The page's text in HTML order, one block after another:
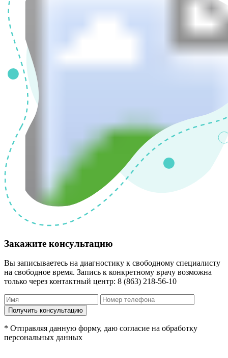
Закажите консультацию
Вы записываетесь на диагностику к свободному специалисту
на свободное время. Запись к конкретному врачу возможна
только через контактный центр: 8 (863) 218-56-10
* Отправляя данную форму, даю согласие на обработку
персональных данных